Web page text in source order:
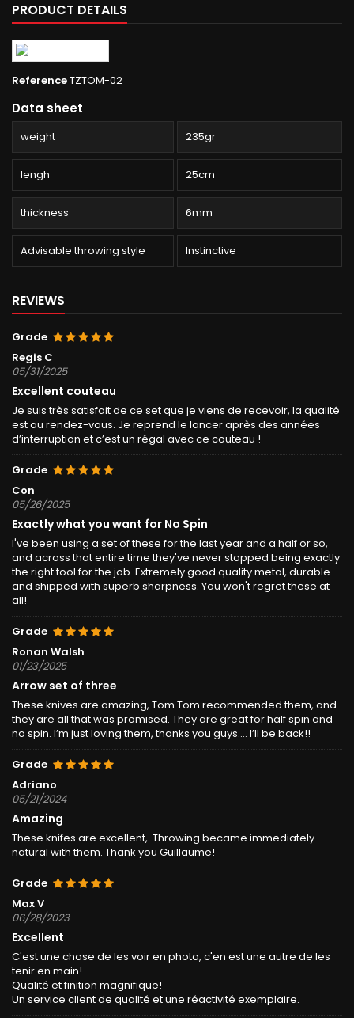
PRODUCT DETAILS
ReferenceTZTOM-02
Data sheet
weight 235gr
lengh 25cm
thickness 6mm
Advisable throwing style Instinctive
REVIEWS
Grade
Regis C
05/31/2025
Excellent couteau
Je suis très satisfait de ce set que je viens de recevoir, la qualité
est au rendez-vous. Je reprend le lancer après des années
d’interruption et c’est un régal avec ce couteau !
Grade
Con
05/26/2025
Exactly what you want for No Spin
I've been using a set of these for the last year and a half or so,
and across that entire time they've never stopped being exactly
the right tool for the job. Extremely good quality metal, durable
and shipped with superb sharpness. You won't regret these at
all!
Grade
Ronan Walsh
01/23/2025
Arrow set of three
These knives are amazing, Tom Tom recommended them, and
they are all that was promised. They are great for half spin and
no spin. I’m just loving them, thanks you guys…. I’ll be back!!
Grade
Adriano
05/21/2024
Amazing
These knifes are excellent,. Throwing became immediately
natural with them. Thank you Guillaume!
Grade
Max V
06/28/2023
Excellent
C'est une chose de les voir en photo, c'en est une autre de les
tenir en main!
Qualité et finition magnifique!
Un service client de qualité et une réactivité exemplaire.